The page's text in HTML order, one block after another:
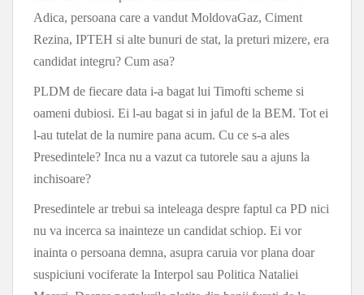
Adica, persoana care a vandut MoldovaGaz, Ciment
Rezina, IPTEH si alte bunuri de stat, la preturi mizere, era
candidat integru? Cum asa?
PLDM de fiecare data i-a bagat lui Timofti scheme si
oameni dubiosi. Ei l-au bagat si in jaful de la BEM. Tot ei
l-au tutelat de la numire pana acum. Cu ce s-a ales
Presedintele? Inca nu a vazut ca tutorele sau a ajuns la
inchisoare?
Presedintele ar trebui sa inteleaga despre faptul ca PD nici
nu va incerca sa inainteze un candidat schiop. Ei vor
inainta o persoana demna, asupra caruia vor plana doar
suspiciuni vociferate la Interpol sau Politica Nataliei